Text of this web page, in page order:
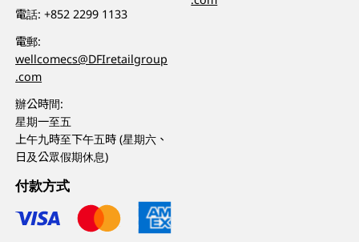
電話:+852 2299 1133
電郵:
wellcomecs@DFIretailgroup
.com
辦公時間:
星期一至五
上午九時至下午五時 (星期六、
日及公眾假期休息)
付款方式